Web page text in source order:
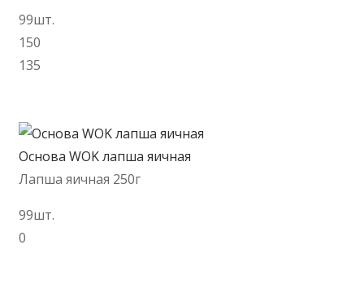
99шт.
150
135
Основа WOK лапша яичная
Лапша яичная 250г
99шт.
0